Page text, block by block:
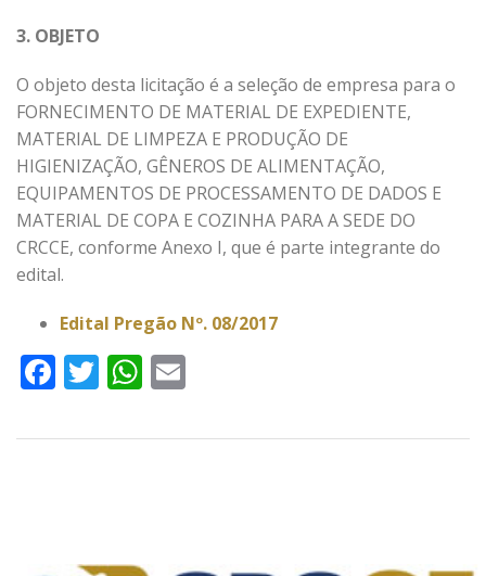
3. OBJETO
O objeto desta licitação é a seleção de empresa para o
FORNECIMENTO DE MATERIAL DE EXPEDIENTE,
MATERIAL DE LIMPEZA E PRODUÇÃO DE
HIGIENIZAÇÃO, GÊNEROS DE ALIMENTAÇÃO,
EQUIPAMENTOS DE PROCESSAMENTO DE DADOS E
MATERIAL DE COPA E COZINHA PARA A SEDE DO
CRCCE, conforme Anexo I, que é parte integrante do
edital.
Edital Pregão Nº. 08/2017
Facebook
TwitterWhatsApp